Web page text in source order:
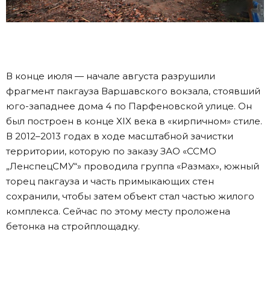
В конце июля — начале августа разрушили
фрагмент пакгауза Варшавского вокзала, стоявший
юго-западнее дома 4 по Парфеновской улице. Он
был построен в конце XIX века в «кирпичном» стиле.
В 2012–2013 годах в ходе масштабной зачистки
территории, которую по заказу ЗАО «ССМО
„ЛенспецСМУ“» проводила группа «Размах», южный
торец пакгауза и часть примыкающих стен
сохранили, чтобы затем объект стал частью жилого
комплекса. Сейчас по этому месту проложена
бетонка на стройплощадку.